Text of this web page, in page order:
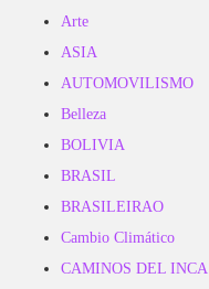
Arte
ASIA
AUTOMOVILISMO
Belleza
BOLIVIA
BRASIL
BRASILEIRAO
Cambio Climático
CAMINOS DEL INCA